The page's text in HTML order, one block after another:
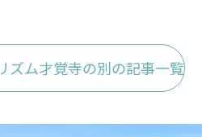
ズム才覚寺の別の記事一覧